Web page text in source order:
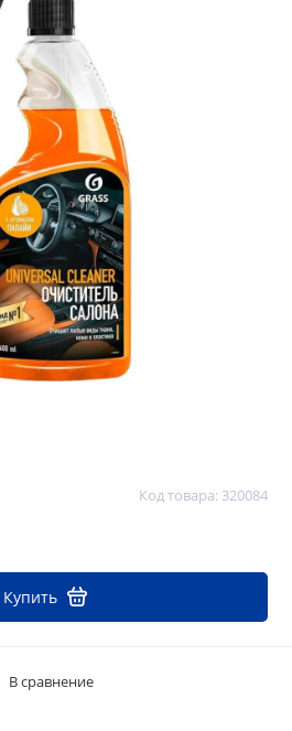
Код товара: 320084
Купить
В сравнение